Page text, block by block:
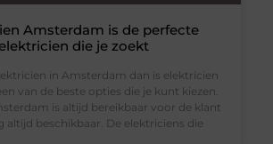
Amsterdam is de perfecte
die je zoekt
in Amsterdam dan is elektricien
van de beste opties die je kunt kiezen.
is altijd bereikbaar voor de klant
altijd beschikbaar. De elektriciens die